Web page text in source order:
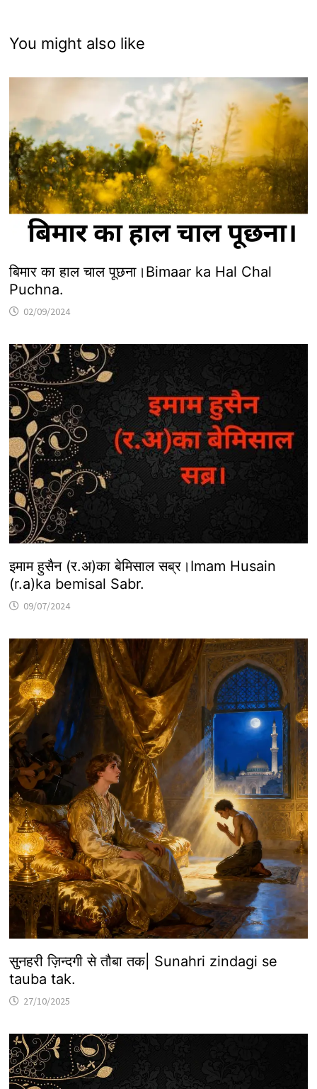
You might also like
बिमार का हाल चाल पूछना।Bimaar ka Hal Chal
Puchna.
02/09/2024
इमाम हुसैन (र.अ)का बेमिसाल सब्र।Imam Husain
(r.a)ka bemisal Sabr.
09/07/2024
सुनहरी ज़िन्दगी से तौबा तक| Sunahri zindagi se
tauba tak.
27/10/2025